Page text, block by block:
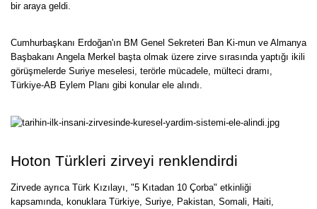
bir araya geldi.
Cumhurbaşkanı Erdoğan'ın BM Genel Sekreteri Ban Ki-mun ve Almanya
Başbakanı Angela Merkel başta olmak üzere zirve sırasında yaptığı ikili
görüşmelerde Suriye meselesi, terörle mücadele, mülteci dramı,
Türkiye-AB Eylem Planı gibi konular ele alındı.
Hoton Türkleri zirveyi renklendirdi
Zirvede ayrıca Türk Kızılayı, "5 Kıtadan 10 Çorba" etkinliği
kapsamında, konuklara Türkiye, Suriye, Pakistan, Somali, Haiti,